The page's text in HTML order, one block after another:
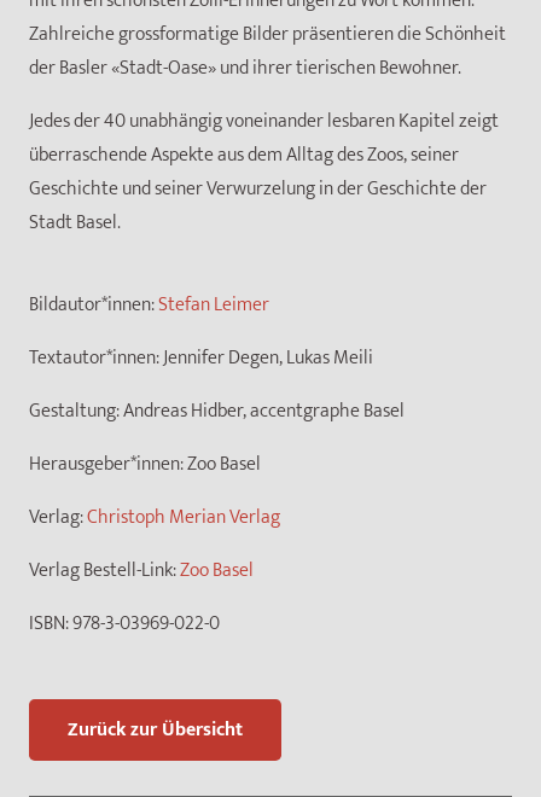
Zahlreiche grossformatige Bilder präsentieren die Schönheit
der Basler «Stadt-Oase» und ihrer tierischen Bewohner.
Jedes der 40 unabhängig voneinander lesbaren Kapitel zeigt
überraschende Aspekte aus dem Alltag des Zoos, seiner
Geschichte und seiner Verwurzelung in der Geschichte der
Stadt Basel.
Bildautor*innen:Stefan Leimer
Textautor*innen:Jennifer Degen, Lukas Meili
Gestaltung:Andreas Hidber, accentgraphe Basel
Herausgeber*innen:Zoo Basel
Verlag:Christoph Merian Verlag
Verlag Bestell-Link:Zoo Basel
ISBN:978-3-03969-022-0
Zurück zur Übersicht